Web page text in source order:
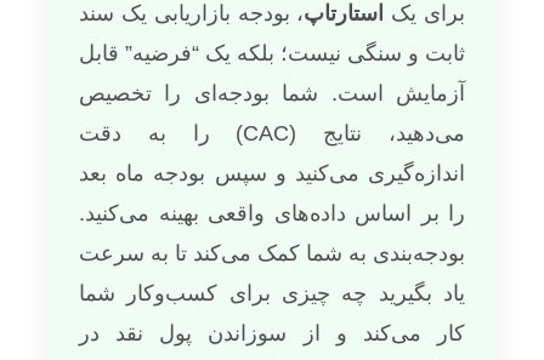
برای یک استارتاپ، بودجه بازاریابی یک سند
ثابت و سنگی نیست؛ بلکه یک “فرضیه” قابل
آزمایش است. شما بودجه‌ای را تخصیص
می‌دهید، نتایج (CAC) را به دقت
اندازه‌گیری می‌کنید و سپس بودجه ماه بعد
را بر اساس داده‌های واقعی بهینه می‌کنید.
بودجه‌بندی به شما کمک می‌کند تا به سرعت
یاد بگیرید چه چیزی برای کسب‌وکار شما
کار می‌کند و از سوزاندن پول نقد در